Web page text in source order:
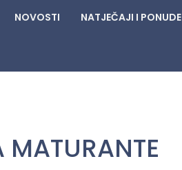
NOVOSTI NATJEČAJI I PONUDE
MATURANTE